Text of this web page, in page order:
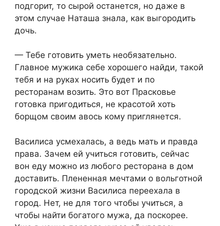
подгорит, то сырой останется, но даже в
этом случае Наташа знала, как выгородить
дочь.
— Тебе готовить уметь необязательно.
Главное мужика себе хорошего найди, такой
тебя и на руках носить будет и по
ресторанам возить. Это вот Прасковье
готовка пригодиться, не красотой хоть
борщом своим авось кому приглянется.
Василиса усмехалась, а ведь мать и правда
права. Зачем ей учиться готовить, сейчас
вон еду можно из любого ресторана в дом
доставить. Плененная мечтами о вольготной
городской жизни Василиса переехала в
город. Нет, не для того чтобы учиться, а
чтобы найти богатого мужа, да поскорее.